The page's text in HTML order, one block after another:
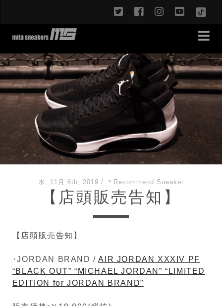
twitterfacebookinstagram
水, 11月 6th, 2019 / ＊Recommend Sneaker
【店頭販売告知】
【店頭販売告知】
･JORDAN BRAND /AIR JORDAN XXXIV PF
“BLACK OUT” “MICHAEL JORDAN” “LIMITED
EDITION for JORDAN BRAND”